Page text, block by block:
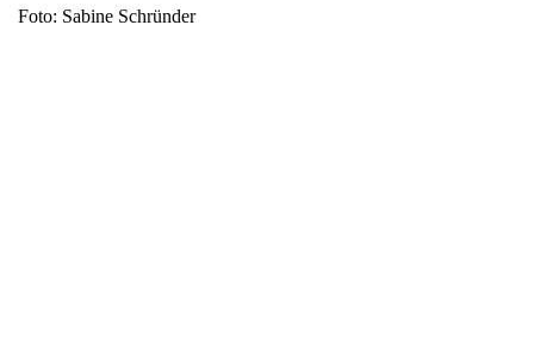
Foto: Sabine Schründer